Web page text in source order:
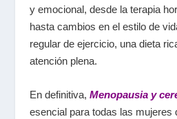
y emocional, desde la terapia
hasta cambios en el estilo de
regular de ejercicio, una dieta
atención plena.
En definitiva, Menopausia y
esencial para todas las mujeres